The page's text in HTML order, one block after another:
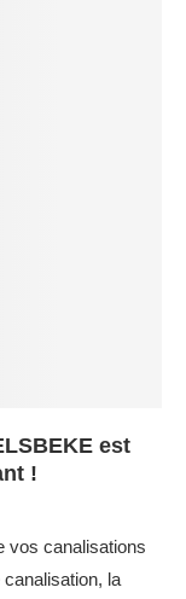
est
!
vos canalisations
la